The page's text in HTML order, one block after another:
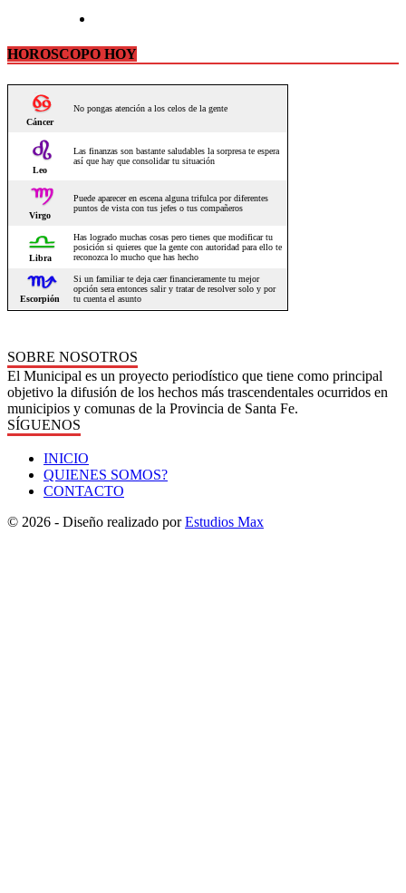
HOROSCOPO HOY
SOBRE NOSOTROS
El Municipal es un proyecto periodístico que tiene como principal
objetivo la difusión de los hechos más trascendentales ocurridos en
municipios y comunas de la Provincia de Santa Fe.
SÍGUENOS
INICIO
QUIENES SOMOS?
CONTACTO
© 2026 - Diseño realizado porEstudios Max